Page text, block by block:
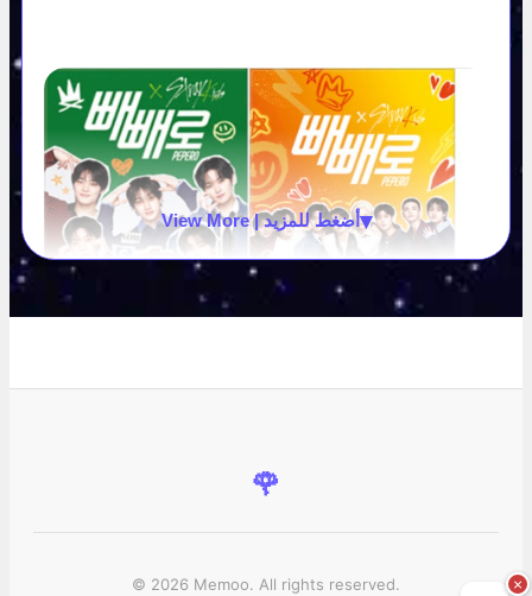
View More | أضغط للمزيد▾
🌹
© 2026 Memoo. All rights reserved. ×